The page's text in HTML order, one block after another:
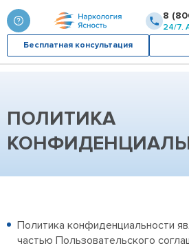
8
24/7.
Бесплатная консультация
ПОЛИТИКА
Политика конфиденциальности
частью Пользовательского